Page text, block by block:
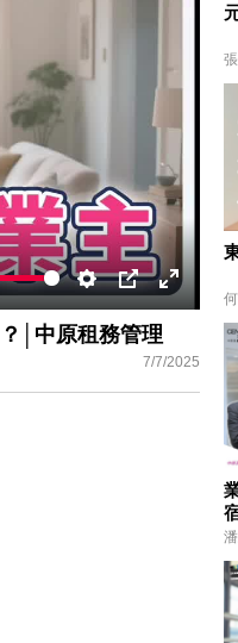
│中原租務管理
7/7/2025